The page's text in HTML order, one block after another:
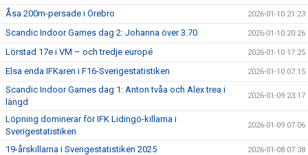
Åsa 200m-persade i Örebro 2026-01-10 21:23
Scandic Indoor Games dag 2: Johanna över 3.70 2026-01-10 20:26
Lörstad 17e i VM – och tredje europé 2026-01-10 17:25
Elsa enda IFKaren i F16-Sverigestatistiken 2026-01-10 07:15
Scandic Indoor Games dag 1: Anton tvåa och Alex trea i
längd
2026-01-09 23:17
Löpning dominerar för IFK Lidingö-killarna i
Sverigestatistiken
2026-01-09 07:06
19-årskillarna i Sverigestatistiken 2025 2026-01-08 07:38